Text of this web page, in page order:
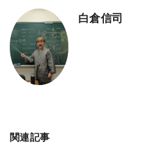
白倉信司
関連記事